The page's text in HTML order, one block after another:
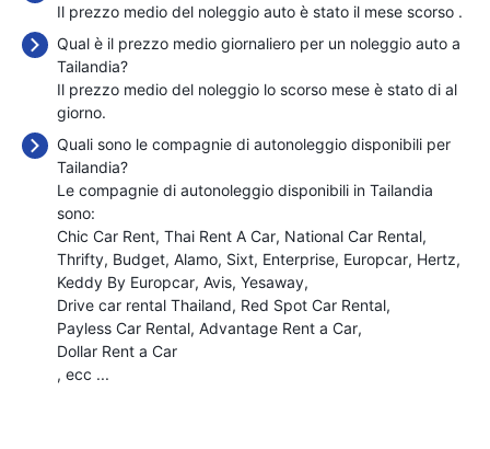
Il prezzo medio del noleggio auto è stato il mese scorso .
Qual è il prezzo medio giornaliero per un noleggio auto a
Tailandia?
Il prezzo medio del noleggio lo scorso mese è stato di al
giorno.
Quali sono le compagnie di autonoleggio disponibili per
Tailandia?
Le compagnie di autonoleggio disponibili in Tailandia
sono:
Chic Car Rent Thai Rent A Car National Car Rental
Thrifty Budget Alamo Sixt Enterprise Europcar Hertz
Keddy By Europcar Avis Yesaway
Drive car rental Thailand Red Spot Car Rental
Payless Car Rental Advantage Rent a Car
Dollar Rent a Car
, ecc ...